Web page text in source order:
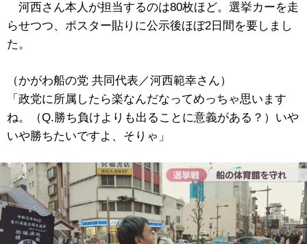
河西さん本人が担当するのは80枚ほど。選挙カーを走
らせつつ、ポスター貼りに公示後ほぼ2日間を要しまし
た。
（かがわ船の党 共同代表／河西範幸さん）
「政党に所属したら楽なんだなってめっちゃ思います
ね。（Q.勝ち負けよりも出ることに意義がある？）いや
いや勝ちたいですよ、そりゃ」